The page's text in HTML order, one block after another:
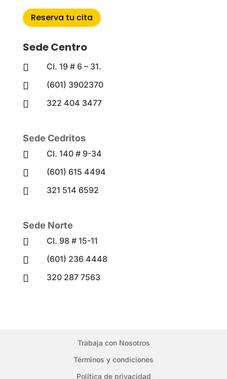
Reserva tu cita
Sede Centro
 Cl. 19 # 6 – 31.
 (601) 3902370
 322 404 3477
Sede Cedritos
 Cl. 140 # 9-34
 (601) 615 4494
 321 514 6592
Sede Norte
 Cl. 98 # 15-11
 (601) 236 4448
 320 287 7563
Trabaja con Nosotros
Términos y condiciones
Política de privacidad